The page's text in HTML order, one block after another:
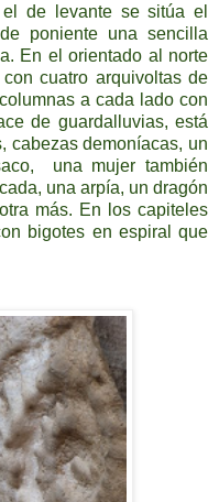
de levante se sitúa el
poniente una sencilla
En el orientado al norte
cuatro arquivoltas de
a cada lado con
de guardalluvias, está
cabezas demoníacas, un
una mujer también
una arpía, un dragón
más. En los capiteles
bigotes en espiral que